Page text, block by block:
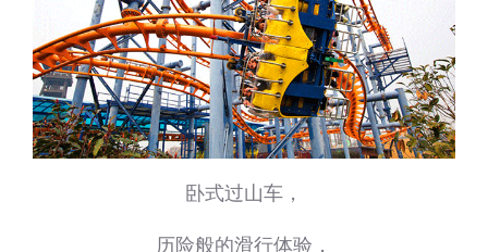
卧式过山车，
历险般的滑行体验，